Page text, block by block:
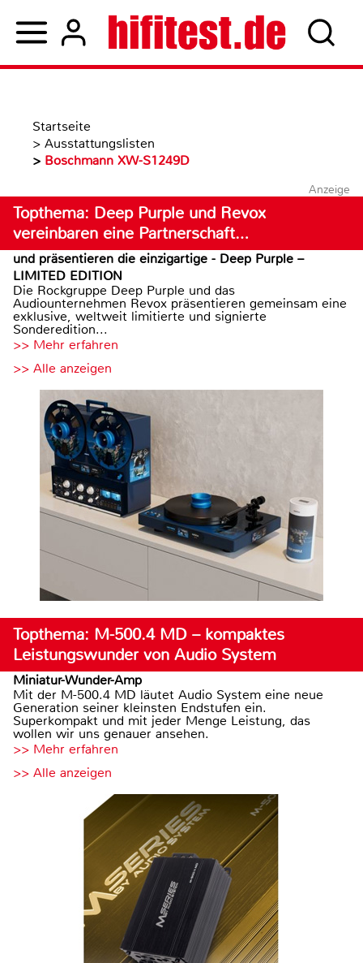
Startseite
> Ausstattungslisten
> Boschmann XW-S1249D
Anzeige
Topthema: Deep Purple und Revox
vereinbaren eine Partnerschaft…
und präsentieren die einzigartige - Deep Purple –
LIMITED EDITION
Die Rockgruppe Deep Purple und das
Audiounternehmen Revox präsentieren gemeinsam eine
exklusive, weltweit limitierte und signierte
Sonderedition...
>> Mehr erfahren
>> Alle anzeigen
Topthema: M-500.4 MD – kompaktes
Leistungswunder von Audio System
Miniatur-Wunder-Amp
Mit der M-500.4 MD läutet Audio System eine neue
Generation seiner kleinsten Endstufen ein.
Superkompakt und mit jeder Menge Leistung, das
wollen wir uns genauer ansehen.
>> Mehr erfahren
>> Alle anzeigen